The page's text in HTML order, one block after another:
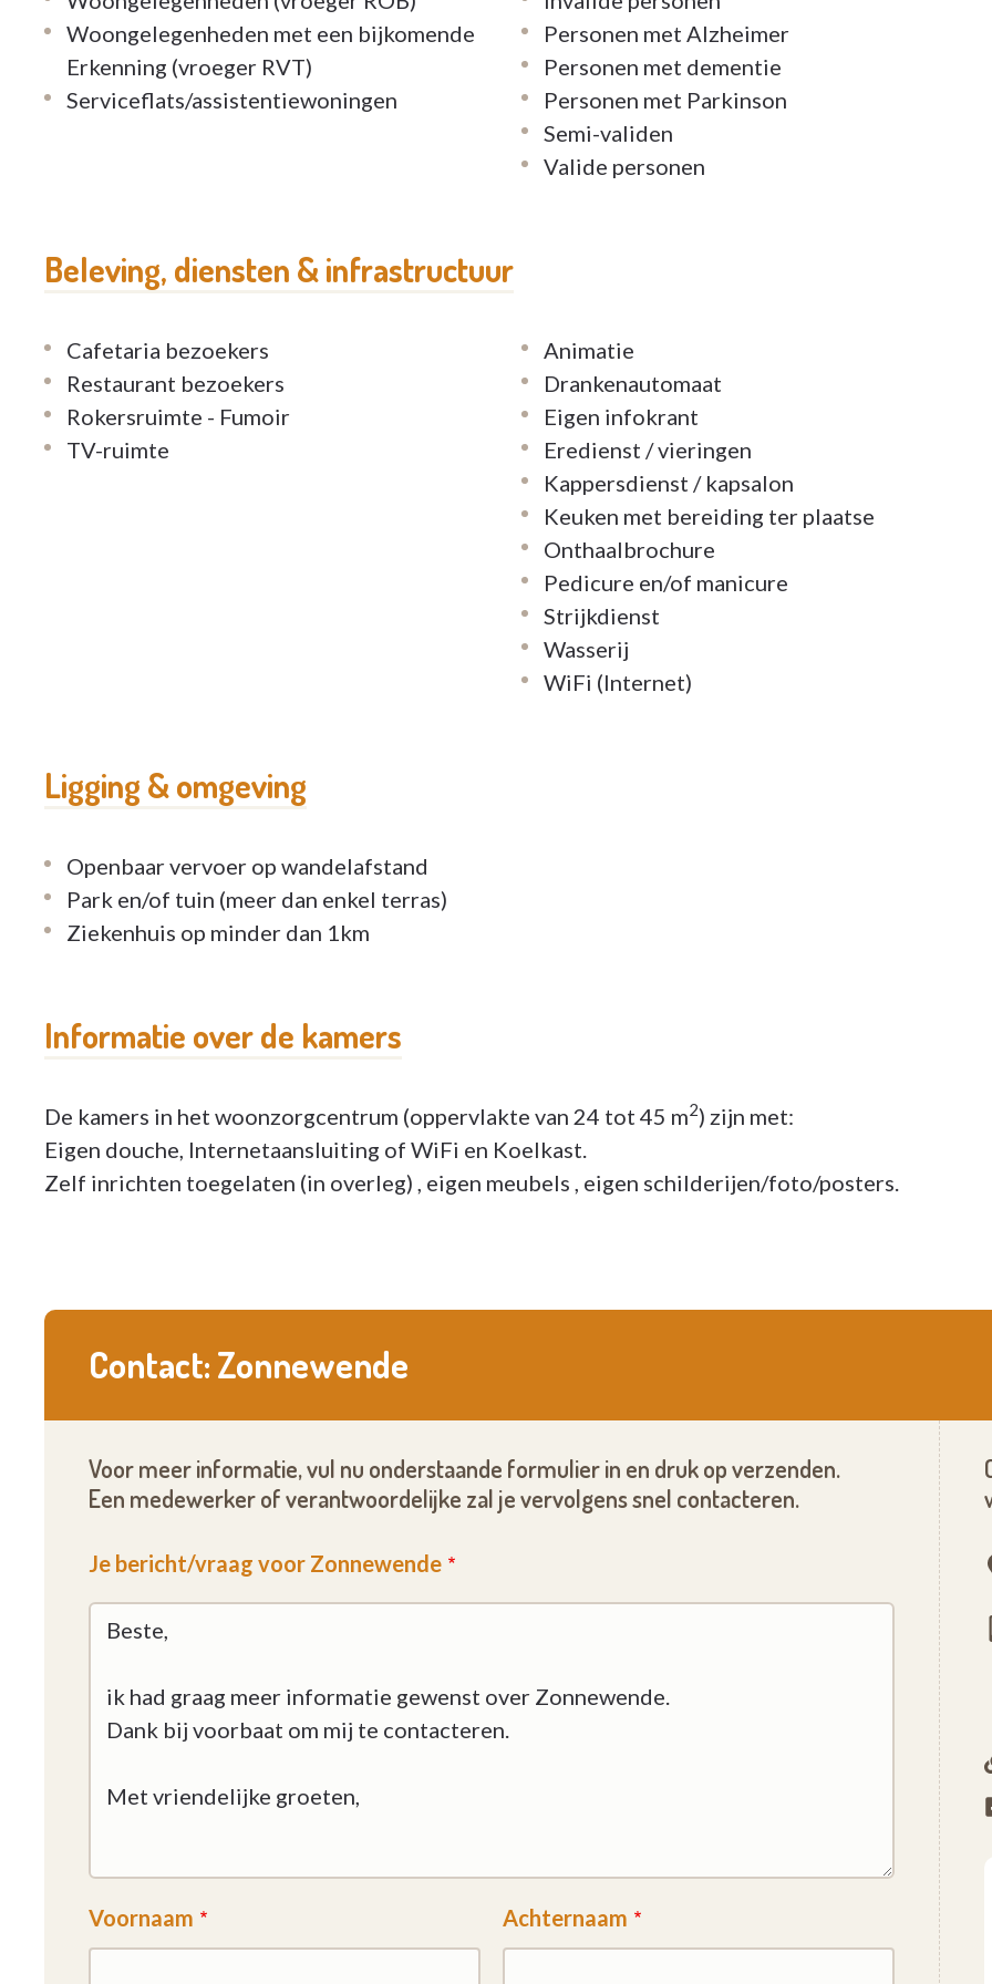
Woongelegenheden met een bijkomende
Erkenning (vroeger RVT)
Serviceflats/assistentiewoningen
Personen met Alzheimer
Personen met dementie
Personen met Parkinson
Semi-validen
Valide personen
Beleving, diensten & infrastructuur
Cafetaria bezoekers
Restaurant bezoekers
Rokersruimte - Fumoir
TV-ruimte
Animatie
Drankenautomaat
Eigen infokrant
Eredienst / vieringen
Kappersdienst / kapsalon
Keuken met bereiding ter plaatse
Onthaalbrochure
Pedicure en/of manicure
Strijkdienst
Wasserij
WiFi (Internet)
Ligging & omgeving
Openbaar vervoer op wandelafstand
Park en/of tuin (meer dan enkel terras)
Ziekenhuis op minder dan 1km
Informatie over de kamers
De kamers in het woonzorgcentrum (oppervlakte van 24 tot 45 m2) zijn met:
Eigen douche, Internetaansluiting of WiFi en Koelkast.
Zelf inrichten toegelaten (in overleg) , eigen meubels , eigen schilderijen/foto/posters.
Contact: Zonnewende
Voor meer informatie, vul nu onderstaande formulier in en druk op verzenden.
Een medewerker of verantwoordelijke zal je vervolgens snel contacteren.
Je bericht/vraag voor Zonnewende
Voornaam Achternaam